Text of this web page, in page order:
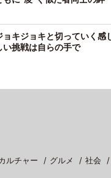
ョキジョキと切っていく感
い挑戦は自らの手で
ルチャー グルメ 社会